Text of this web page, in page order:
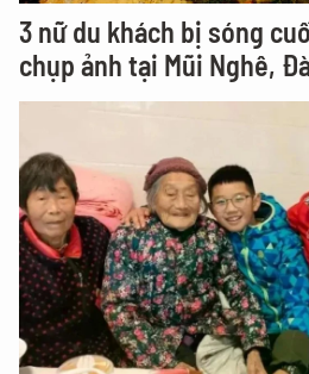
3 nữ du khách bị sóng
chụp ảnh tại Mũi Nghê,